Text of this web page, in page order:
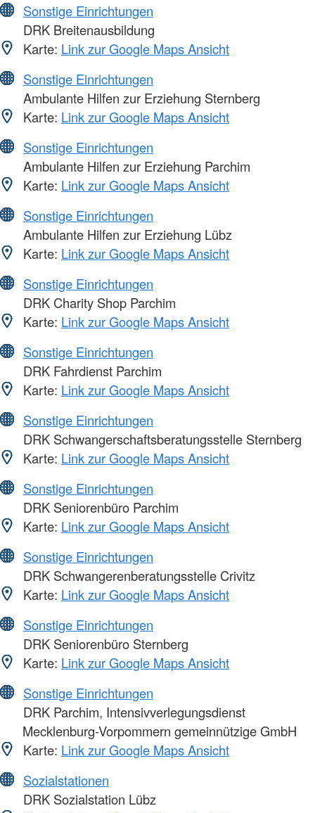
Sonstige Einrichtungen
DRK Breitenausbildung
Karte: Link zur Google Maps Ansicht
Sonstige Einrichtungen
Ambulante Hilfen zur Erziehung Sternberg
Karte: Link zur Google Maps Ansicht
Sonstige Einrichtungen
Ambulante Hilfen zur Erziehung Parchim
Karte: Link zur Google Maps Ansicht
Sonstige Einrichtungen
Ambulante Hilfen zur Erziehung Lübz
Karte: Link zur Google Maps Ansicht
Sonstige Einrichtungen
DRK Charity Shop Parchim
Karte: Link zur Google Maps Ansicht
Sonstige Einrichtungen
DRK Fahrdienst Parchim
Karte: Link zur Google Maps Ansicht
Sonstige Einrichtungen
DRK Schwangerschaftsberatungsstelle Sternberg
Karte: Link zur Google Maps Ansicht
Sonstige Einrichtungen
DRK Seniorenbüro Parchim
Karte: Link zur Google Maps Ansicht
Sonstige Einrichtungen
DRK Schwangerenberatungsstelle Crivitz
Karte: Link zur Google Maps Ansicht
Sonstige Einrichtungen
DRK Seniorenbüro Sternberg
Karte: Link zur Google Maps Ansicht
Sonstige Einrichtungen
DRK Parchim, Intensivverlegungsdienst
Mecklenburg-Vorpommern gemeinnützige GmbH
Karte: Link zur Google Maps Ansicht
Sozialstationen
DRK Sozialstation Lübz